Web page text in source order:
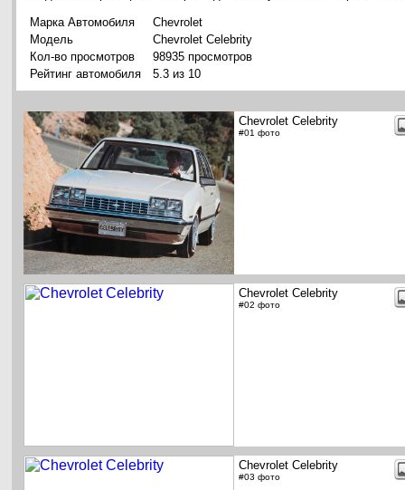
Марка Автомобиля
Chevrolet
Модель
Chevrolet Celebrity
Кол-во просмотров
98935 просмотров
Рейтинг автомобиля
5.3 из 10
Chevrolet Celebrity
#01 фото
Chevrolet Celebrity
#02 фото
Chevrolet Celebrity
#03 фото